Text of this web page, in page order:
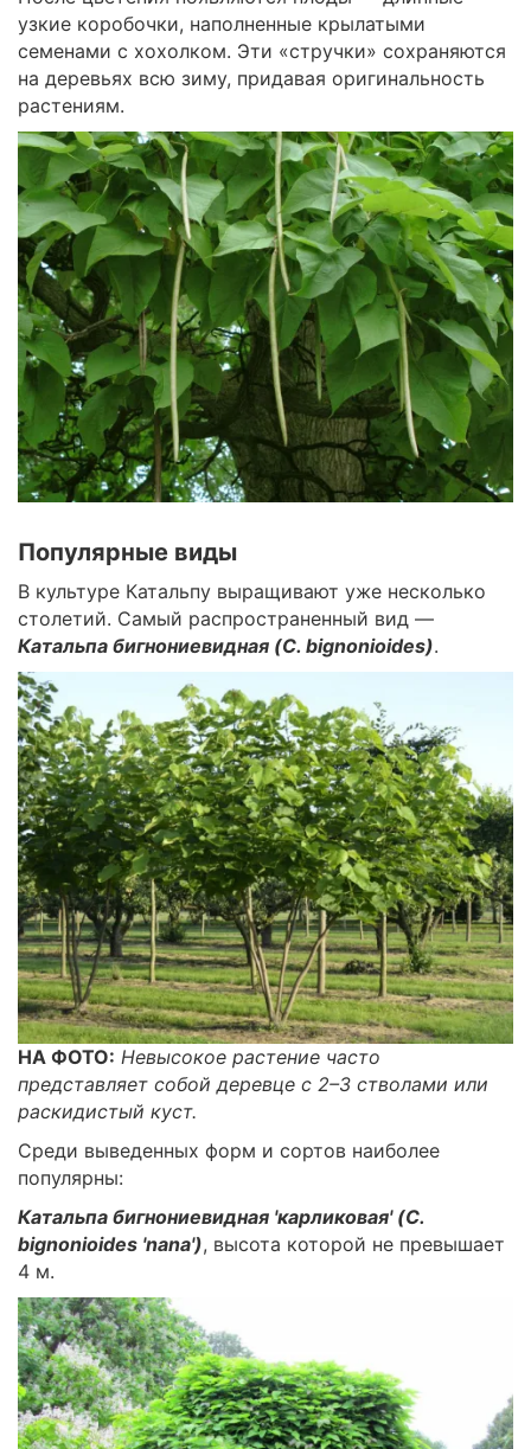
узкие коробочки, наполненные крылатыми
семенами с хохолком. Эти «стручки» сохраняются
на деревьях всю зиму, придавая оригинальность
растениям.
Популярные виды
В культуре Катальпу выращивают уже несколько
столетий. Самый распространенный вид —
Катальпа бигнониевидная (C. bignonioides).
НА ФОТО: Невысокое растение часто
представляет собой деревце с 2–3 стволами или
раскидистый куст.
Среди выведенных форм и сортов наиболее
популярны:
Катальпа бигнониевидная 'карликовая' (C.
bignonioides 'nana'), высота которой не превышает
4 м.